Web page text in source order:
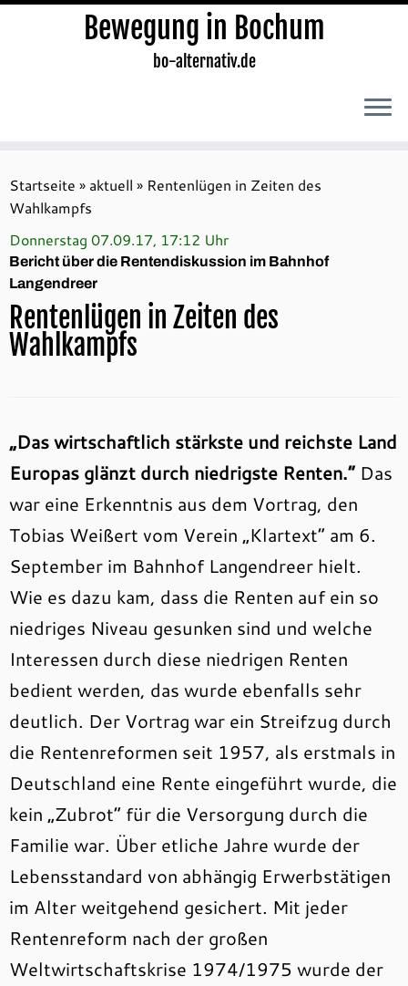
Inhalt
springen
Bewegung in Bochum
bo-alternativ.de
Startseite » aktuell » Rentenlügen in Zeiten des
Wahlkampfs
Donnerstag 07.09.17, 17:12 Uhr
Bericht über die Rentendiskussion im Bahnhof
Langendreer
Rentenlügen in Zeiten des
Wahlkampfs
„Das wirtschaftlich stärkste und reichste Land
Europas glänzt durch niedrigste Renten.“ Das
war eine Erkenntnis aus dem Vortrag, den
Tobias Weißert vom Verein „Klartext“ am 6.
September im Bahnhof Langendreer hielt.
Wie es dazu kam, dass die Renten auf ein so
niedriges Niveau gesunken sind und welche
Interessen durch diese niedrigen Renten
bedient werden, das wurde ebenfalls sehr
deutlich. Der Vortrag war ein Streifzug durch
die Rentenreformen seit 1957, als erstmals in
Deutschland eine Rente eingeführt wurde, die
kein „Zubrot“ für die Versorgung durch die
Familie war. Über etliche Jahre wurde der
Lebensstandard von abhängig Erwerbstätigen
im Alter weitgehend gesichert. Mit jeder
Rentenreform nach der großen
Weltwirtschaftskrise 1974/1975 wurde der